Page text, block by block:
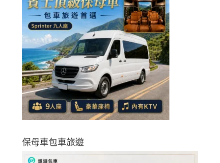
保母車包車旅遊